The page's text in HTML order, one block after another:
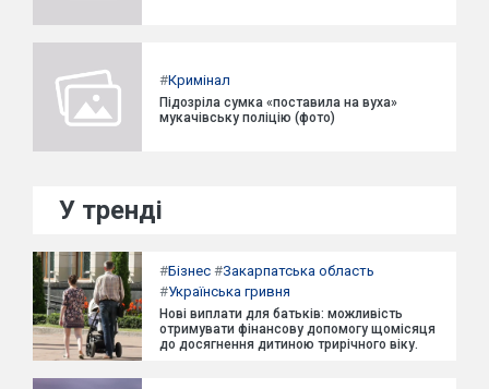
#Кримінал
Підозріла сумка «поставила на вуха»
мукачівську поліцію (фото)
У тренді
#Бізнес #Закарпатська область
#Українська гривня
Нові виплати для батьків: можливість
отримувати фінансову допомогу щомісяця
до досягнення дитиною трирічного віку.